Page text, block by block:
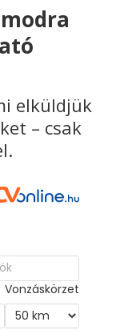
elküldjük
– csak